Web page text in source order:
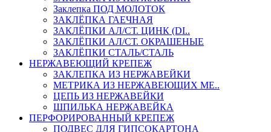
Заклепка ПОД МОЛОТОК
ЗАКЛЁПКА ГАЕЧНАЯ
ЗАКЛЁПКИ АЛ/СТ. ЦИНК (DI..
ЗАКЛЁПКИ АЛ/СТ. ОКРАШЕНЫЕ
ЗАКЛЁПКИ СТАЛЬ/СТАЛЬ
НЕРЖАВЕЮЩИЙ КРЕПЕЖ
ЗАКЛЕПКА ИЗ НЕРЖАВЕЙКИ
МЕТРИКА ИЗ НЕРЖАВЕЮЩИХ МЕ..
ЦЕПЬ ИЗ НЕРЖАВЕЙКИ
ШПИЛЬКА НЕРЖАВЕЙКА
ПЕРФОРИРОВАННЫЙ КРЕПЕЖ
ПОДВЕС ДЛЯ ГИПСОКАРТОНА